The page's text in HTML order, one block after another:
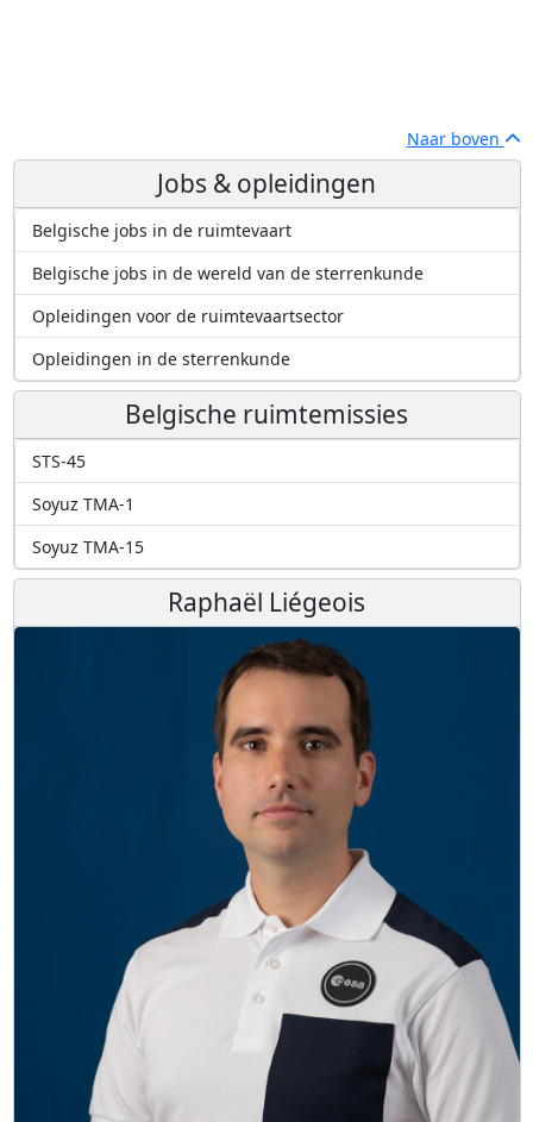
Naar boven
Jobs & opleidingen
Belgische jobs in de ruimtevaart
Belgische jobs in de wereld van de sterrenkunde
Opleidingen voor de ruimtevaartsector
Opleidingen in de sterrenkunde
Belgische ruimtemissies
STS-45
Soyuz TMA-1
Soyuz TMA-15
Raphaël Liégeois